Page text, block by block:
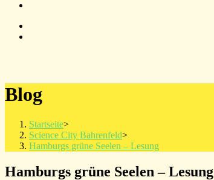
Blog
Startseite>
Science City Bahrenfeld>
Hamburgs grüne Seelen – Lesung
Hamburgs grüne Seelen – Lesung